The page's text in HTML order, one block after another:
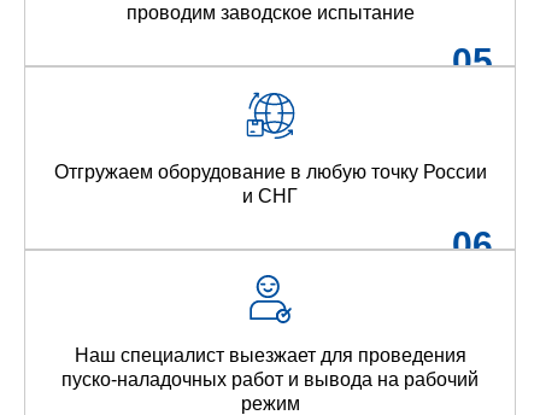
проводим заводское испытание
05
Отгружаем оборудование в любую точку России
и СНГ
06
Наш специалист выезжает для проведения
пуско-наладочных работ и вывода на рабочий
режим